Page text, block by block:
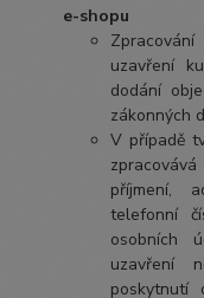
e-shopu
uzavření
dodání
zákonných
V případě
příjmení,
telefonní
osobních
uzavření
poskytnutí